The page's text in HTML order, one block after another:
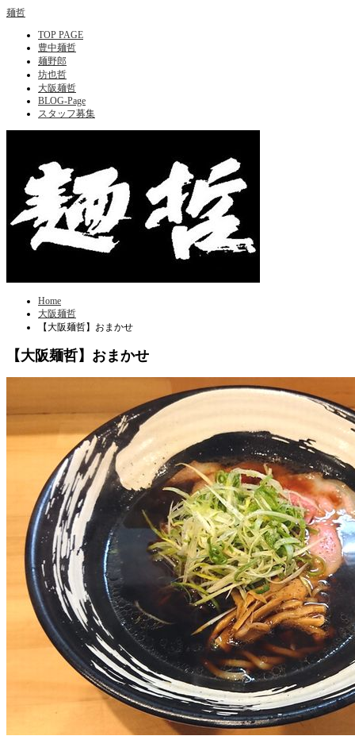
麺哲
TOP PAGE
豊中麺哲
麺野郎
坊也哲
大阪麺哲
BLOG-Page
スタッフ募集
Home
大阪麺哲
【大阪麺哲】おまかせ
【大阪麺哲】おまかせ